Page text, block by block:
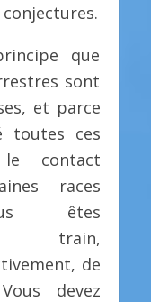
que
sont
et parce
toutes ces
le contact
races
êtes
train,
de
devez